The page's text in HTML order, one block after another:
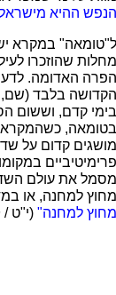
הנפש ההיא
ל"טומאה" במקרא יש
מחלות שהוזכרו
הפרה האדומה.
בימי קדם, וששום
בטומאה, כשהמקרא
מושגים קדום על
פרימיטיביים
מסמל את עולם
מחוץ למחנה, או
מחוץ למחנה" (י"ט / 9), או לגבי השעיר: